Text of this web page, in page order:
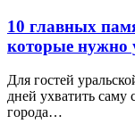
10 главных
которые нужно
Для гостей
дней ухватить саму
города…